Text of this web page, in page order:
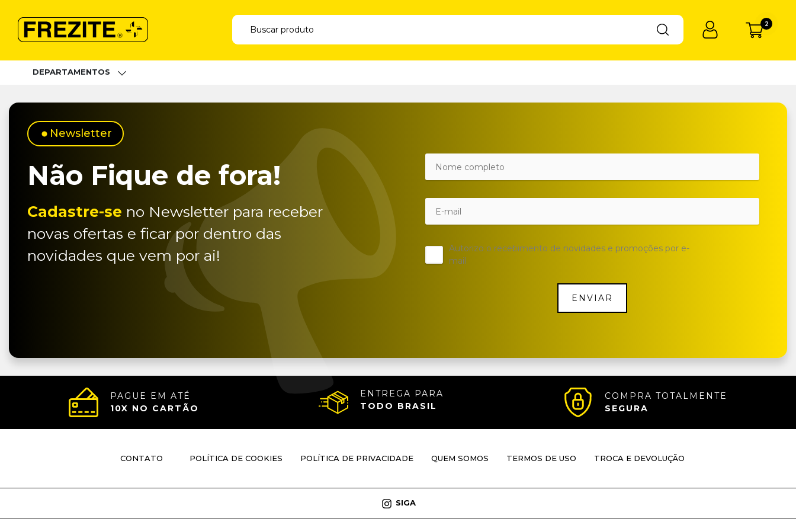
2
DEPARTAMENTOS
Newsletter
Não Fique de fora!
Cadastre-se no Newsletter para receber
novas ofertas e ficar por dentro das
novidades que vem por ai!
Autorizo o recebimento de novidades e promoções por e-
mail
ENVIAR
PAGUE EM ATÉ
10X NO CARTÃO
ENTREGA PARA
TODO BRASIL
COMPRA TOTALMENTE
SEGURA
CONTATO POLÍTICA DE COOKIES POLÍTICA DE PRIVACIDADE QUEM SOMOS TERMOS DE USO TROCA E DEVOLUÇÃO
SIGA